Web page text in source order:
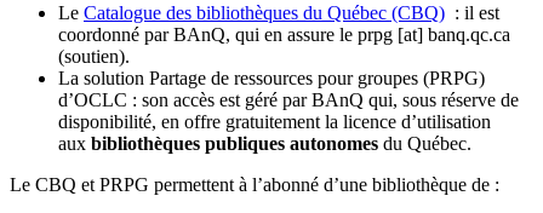
Le Catalogue des bibliothèques du Québec (CBQ) : il est
coordonné par BAnQ, qui en assure le prpg [at] banq.qc.ca
(soutien).
La solution Partage de ressources pour groupes (PRPG)
d’OCLC : son accès est géré par BAnQ qui, sous réserve de
disponibilité, en offre gratuitement la licence d’utilisation
aux bibliothèques publiques autonomes du Québec.
Le CBQ et PRPG permettent à l’abonné d’une bibliothèque de :